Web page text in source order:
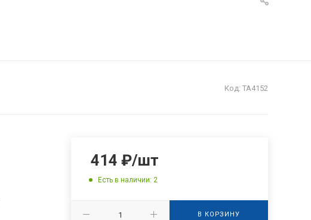
Код: ТА4152
414 ₽/шт
Есть в наличии: 2
В КОРЗИНУ